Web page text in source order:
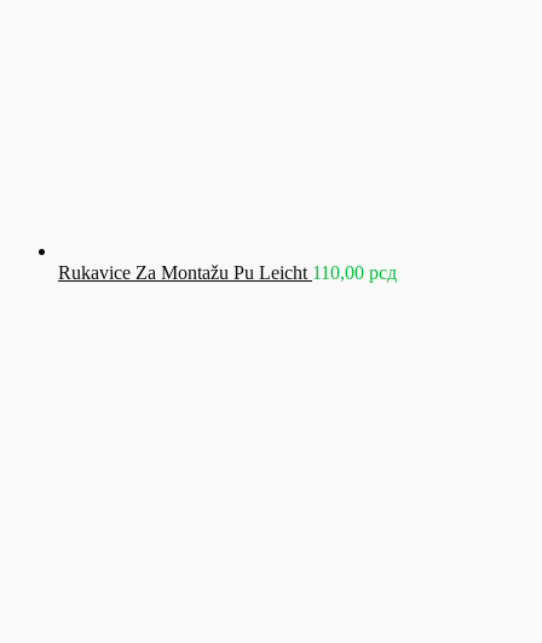
Rukavice Za Montažu Pu Leicht 110,00 рсд